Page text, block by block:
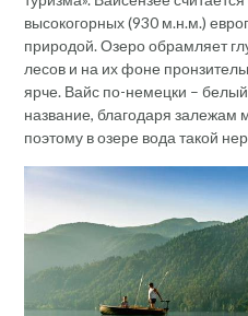
высокогорных (930 м.н.м.)
природой. Озеро обрамляет
лесов и на их фоне
ярче. Вайс по-немецки –
название, благодаря залежам
поэтому в озере вода такой